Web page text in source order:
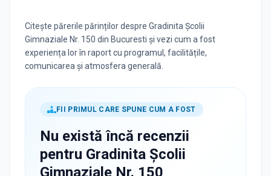
Citește părerile părinților despre Gradinita Școlii
Gimnaziale Nr. 150 din Bucuresti și vezi cum a fost
experiența lor în raport cu programul, facilitățile,
comunicarea și atmosfera generală.
FII PRIMUL CARE SPUNE CUM A FOST
Nu există încă recenzii
pentru Gradinita Școlii
Gimnaziale Nr. 150